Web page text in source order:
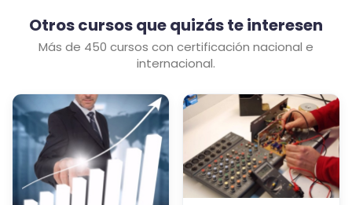
Otros cursos que quizás te interesen
Más de 450 cursos con certificación nacional e
internacional.